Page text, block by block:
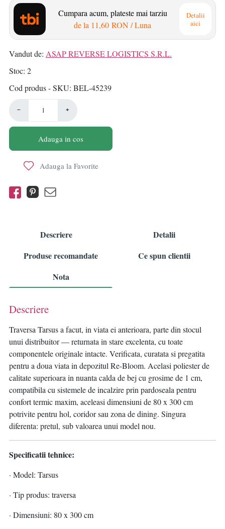
Cumpara acum, plateste mai tarziu
de la 11,60 RON/ Luna
Detalii
aici
Vandut de: ASAP REVERSE LOGISTICS S.R.L.
Stoc 2
Cod produs - SKU BEL-45239
− +
Adauga in cos
Adauga la Favorite
Descriere
Detalii
Produse recomandate
Ce spun clientii
Nota
Descriere
Traversa Tarsus a facut, in viata ei anterioara, parte din stocul
unui distribuitor — returnata in stare excelenta, cu toate
componentele originale intacte. Verificata, curatata si pregatita
pentru a doua viata in depozitul Re-Bloom. Acelasi poliester de
calitate superioara in nuanta calda de bej cu grosime de 1 cm,
compatibila cu sistemele de incalzire prin pardoseala pentru
confort termic maxim, aceleasi dimensiuni de 80 x 300 cm
potrivite pentru hol, coridor sau zona de dining. Singura
diferenta: pretul, sub valoarea unui model nou.
Specificatii tehnice:
· Model: Tarsus
· Tip produs: traversa
· Dimensiuni: 80 x 300 cm